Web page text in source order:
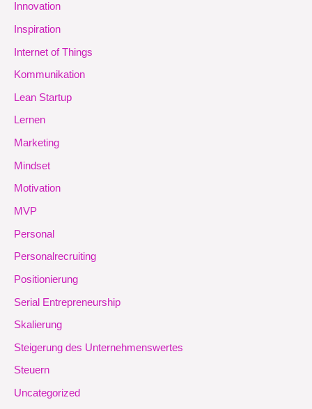
Innovation
Inspiration
Internet of Things
Kommunikation
Lean Startup
Lernen
Marketing
Mindset
Motivation
MVP
Personal
Personalrecruiting
Positionierung
Serial Entrepreneurship
Skalierung
Steigerung des Unternehmenswertes
Steuern
Uncategorized